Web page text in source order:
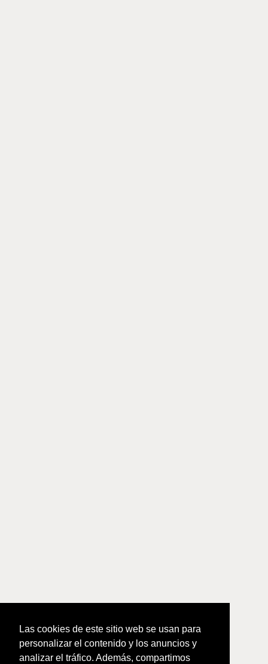
Las cookies de este sitio web se usan para
personalizar el contenido y los anuncios y
analizar el tráfico. Además, compartimos